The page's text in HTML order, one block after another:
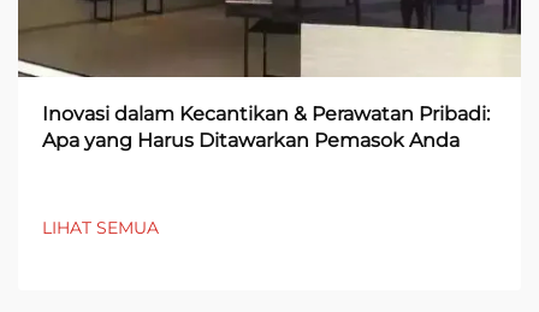
Inovasi dalam Kecantikan & Perawatan Pribadi:
Apa yang Harus Ditawarkan Pemasok Anda
LIHAT SEMUA